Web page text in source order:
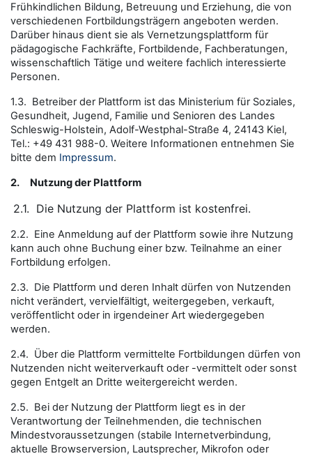
Frühkindlichen Bildung, Betreuung und Erziehung, die von
verschiedenen Fortbildungsträgern angeboten werden.
Darüber hinaus dient sie als Vernetzungsplattform für
pädagogische Fachkräfte, Fortbildende, Fachberatungen,
wissenschaftlich Tätige und weitere fachlich interessierte
Personen.
1.3. Betreiber der Plattform ist das Ministerium für Soziales,
Gesundheit, Jugend, Familie und Senioren des Landes
Schleswig-Holstein, Adolf-Westphal-Straße 4, 24143 Kiel,
Tel.: +49 431 988-0. Weitere Informationen entnehmen Sie
bitte dem Impressum.
2. Nutzung der Plattform
2.1. Die Nutzung der Plattform ist kostenfrei.
2.2. Eine Anmeldung auf der Plattform sowie ihre Nutzung
kann auch ohne Buchung einer bzw. Teilnahme an einer
Fortbildung erfolgen.
2.3. Die Plattform und deren Inhalt dürfen von Nutzenden
nicht verändert, vervielfältigt, weitergegeben, verkauft,
veröffentlicht oder in irgendeiner Art wiedergegeben
werden.
2.4. Über die Plattform vermittelte Fortbildungen dürfen von
Nutzenden nicht weiterverkauft oder -vermittelt oder sonst
gegen Entgelt an Dritte weitergereicht werden.
2.5. Bei der Nutzung der Plattform liegt es in der
Verantwortung der Teilnehmenden, die technischen
Mindestvoraussetzungen (stabile Internetverbindung,
aktuelle Browserversion, Lautsprecher, Mikrofon oder